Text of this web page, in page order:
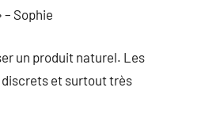
Sophie
un produit naturel. Les
et surtout très